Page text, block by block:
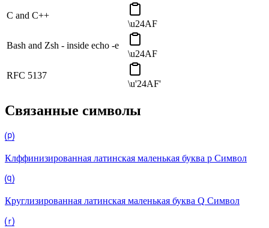
C and C++
\u24AF
Bash and Zsh - inside echo -e
\u24AF
RFC 5137
\u'24AF'
Связанные символы
⒫
Клффинизированная латинская маленькая буква p Символ
⒬
Круглизированная латинская маленькая буква Q Символ
⒭